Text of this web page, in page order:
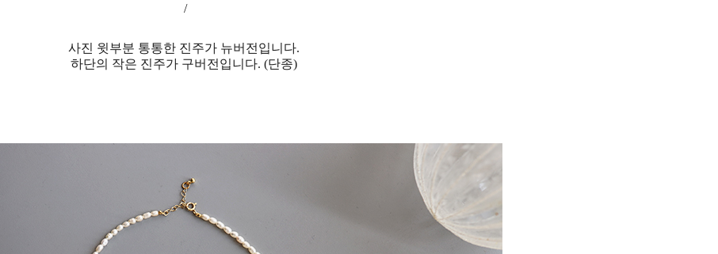
/
사진 윗부분 통통한 진주가 뉴버전입니다.
하단의 작은 진주가 구버전입니다. (단종)